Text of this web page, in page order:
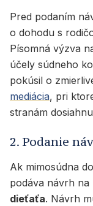
Pred podaním
o dohodu s
Písomná výzva
účely súdneho
pokúsil o
mediácia, pri
stranám
2. Podanie
Ak mimosúdna
podáva návrh na
dieťaťa. Návrh